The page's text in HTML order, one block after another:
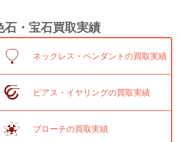
石・宝石買取実績
ネックレス・ペンダントの買取実績
ピアス・イヤリングの買取実績
ブローチの買取実績